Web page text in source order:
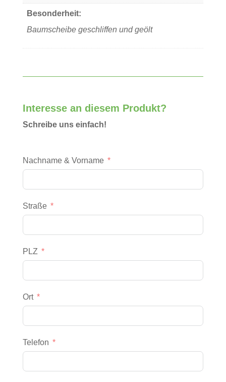
Besonderheit:
Baumscheibe geschliffen und geölt
Interesse an diesem Produkt?
Schreibe uns einfach!
Nachname & Vorname
Straße
PLZ
Ort
Telefon